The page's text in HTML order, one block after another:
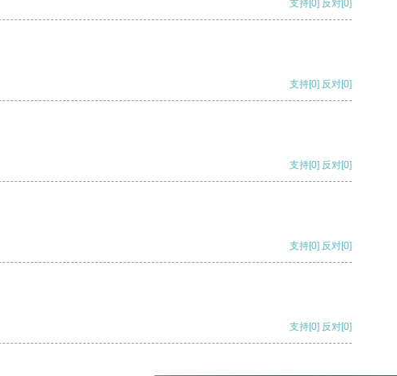
支持[0] 反对[0]
支持[0] 反对[0]
支持[0] 反对[0]
支持[0] 反对[0]
支持[0] 反对[0]